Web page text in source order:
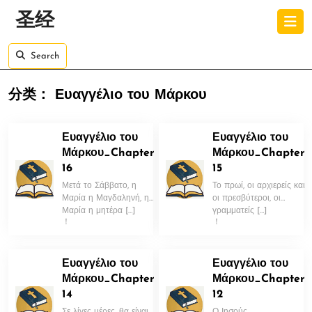
圣经
Search
分类： Ευαγγέλιο του Μάρκου
Ευαγγέλιο του
Μάρκου_Chapter
16
Μετά το Σάββατο, η
Μαρία η Μαγδαληνή, η
Μαρία η μητέρα […]
！
Ευαγγέλιο του
Μάρκου_Chapter
15
Το πρωί, οι αρχιερείς και
οι πρεσβύτεροι, οι
γραμματείς […]
！
Ευαγγέλιο του
Μάρκου_Chapter
14
Ευαγγέλιο του
Μάρκου_Chapter
12